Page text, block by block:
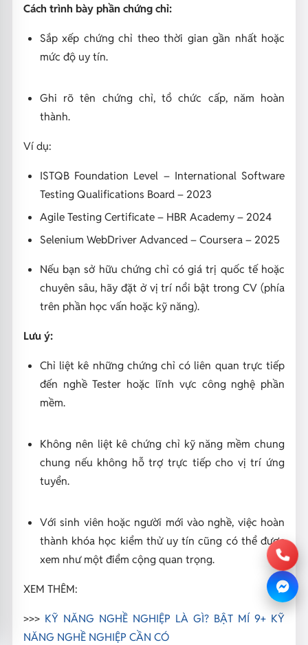
Cách trình bày phần chứng chỉ:
Sắp xếp chứng chỉ theo thời gian gần nhất hoặc
mức độ uy tín.
Ghi rõ tên chứng chỉ, tổ chức cấp, năm hoàn
thành.
Ví dụ:
ISTQB Foundation Level – International Software
Testing Qualifications Board – 2023
Agile Testing Certificate – HBR Academy – 2024
Selenium WebDriver Advanced – Coursera – 2025
Nếu bạn sở hữu chứng chỉ có giá trị quốc tế hoặc
chuyên sâu, hãy đặt ở vị trí nổi bật trong CV (phía
trên phần học vấn hoặc kỹ năng).
Lưu ý:
Chỉ liệt kê những chứng chỉ có liên quan trực tiếp
đến nghề Tester hoặc lĩnh vực công nghệ phần
mềm.
Không nên liệt kê chứng chỉ kỹ năng mềm chung
chung nếu không hỗ trợ trực tiếp cho vị trí ứng
tuyển.
Với sinh viên hoặc người mới vào nghề, việc hoàn
thành khóa học kiểm thử uy tín cũng có thể được
xem như một điểm cộng quan trọng.
XEM THÊM:
>>> KỸ NĂNG NGHỀ NGHIỆP LÀ GÌ? BẬT MÍ 9+ KỸ
NĂNG NGHỀ NGHIỆP CẦN CÓ